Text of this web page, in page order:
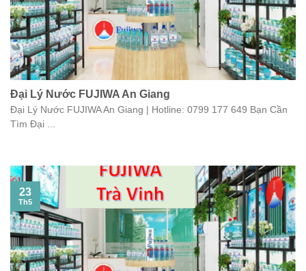
Đại Lý Nước FUJIWA An Giang
Đại Lý Nước FUJIWA An Giang | Hotline: 0799 177 649 Bạn Cần
Tìm Đại ...
23
Th5